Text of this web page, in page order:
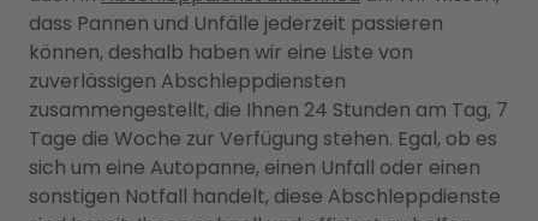
dass Pannen und Unfälle jederzeit passieren
können, deshalb haben wir eine Liste von
zuverlässigen Abschleppdiensten
zusammengestellt, die Ihnen 24 Stunden am Tag, 7
Tage die Woche zur Verfügung stehen. Egal, ob es
sich um eine Autopanne, einen Unfall oder einen
sonstigen Notfall handelt, diese Abschleppdienste